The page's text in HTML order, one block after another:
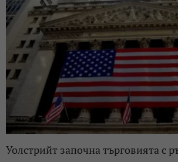
Уолстрийт започна търговията с